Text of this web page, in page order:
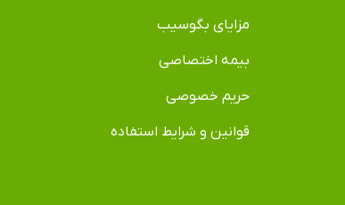
مزایای بگوسیب
بیمه اختصاصی
حریم خصوصی
قوانین و شرایط استفاده